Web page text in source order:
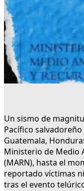
Un sismo de
Pacífico
Guatemala,
Ministerio de Medio
(MARN), hasta el
reportado víctimas
tras el evento